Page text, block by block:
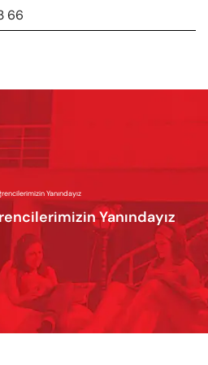
66
Yanındayız
Yanındayız